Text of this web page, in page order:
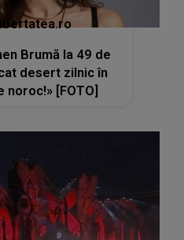
Brumă la 49 de
desert zilnic în
noroc!» [FOTO]